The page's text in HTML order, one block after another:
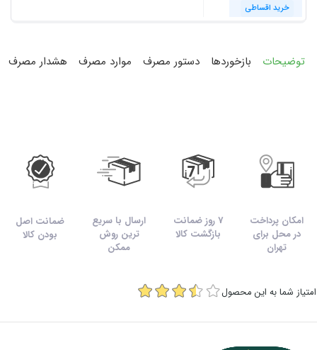
خرید اقساطی
خرید اقساطی
توضیحات بازخوردها دستور مصرف موارد مصرف هشدار مصرف
امکان پرداخت
در محل برای
تهران
7 روز ضمانت
بازگشت کالا
ارسال با سریع
ترین روش
ممکن
ضمانت اصل
بودن کالا
امتیاز شما به این محصول